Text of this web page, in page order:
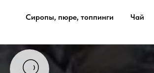
Сиропы, пюре, топпинги Чай